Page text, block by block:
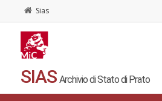
Sias
SIAS Archivio di Stato di Prato